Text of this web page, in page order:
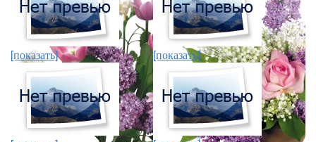
[показать] [показать]